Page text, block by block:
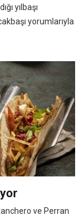
yılbaşı
yorumlarıyla
ve Perran